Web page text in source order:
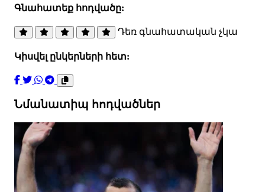
Գնահատեք հոդվածը:
Դեռ գնահատական չկա
Կիսվել ընկերների հետ:
Նմանատիպ հոդվածներ